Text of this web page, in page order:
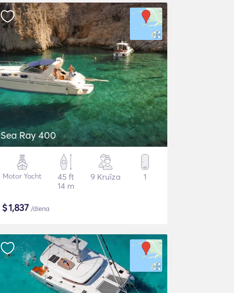
Sea Ray 400
Motor Yacht
45 ft
14 m
9 Kruīza 1
$1,837 /diena